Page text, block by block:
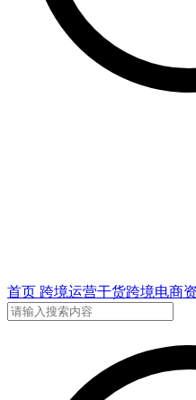
首页 跨境运营干货跨境电商